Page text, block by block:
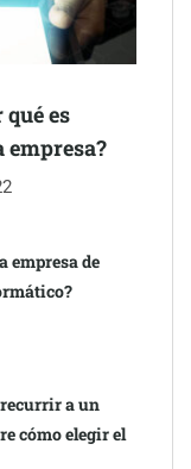
es
empresa de
recurrir a un
cómo elegir el